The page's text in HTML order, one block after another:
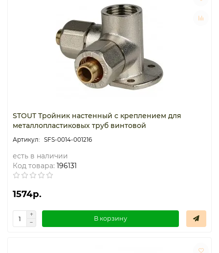
Термостаты капиллярные
Термостаты накладные
Термостаты погружные
Щиты распределительные
STOUT Тройник настенный с креплением для
металлопластиковых труб винтовой
SFS-0014-001216
есть в наличии
Код товара: 196131
1574р.
В корзину